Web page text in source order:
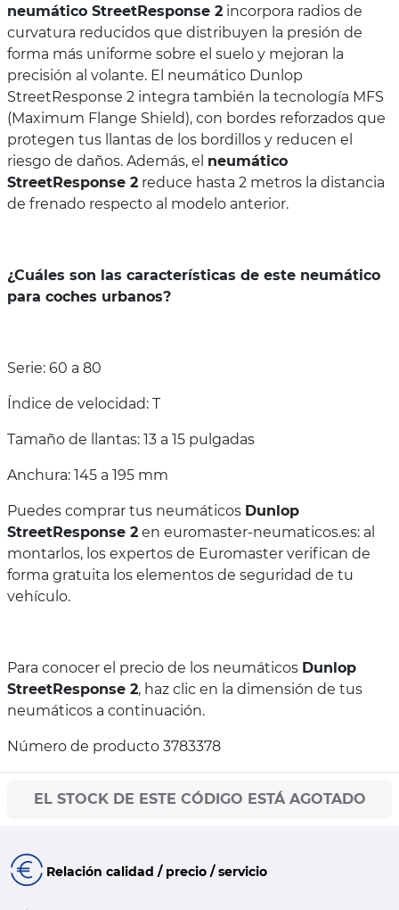
neumático StreetResponse 2 incorpora radios de
curvatura reducidos que distribuyen la presión de
forma más uniforme sobre el suelo y mejoran la
precisión al volante. El neumático Dunlop
StreetResponse 2 integra también la tecnología MFS
(Maximum Flange Shield), con bordes reforzados que
protegen tus llantas de los bordillos y reducen el
riesgo de daños. Además, el neumático
StreetResponse 2 reduce hasta 2 metros la distancia
de frenado respecto al modelo anterior.
¿Cuáles son las características de este neumático
para coches urbanos?
Serie: 60 a 80
Índice de velocidad: T
Tamaño de llantas: 13 a 15 pulgadas
Anchura: 145 a 195 mm
Puedes comprar tus neumáticos Dunlop
StreetResponse 2 en euromaster-neumaticos.es: al
montarlos, los expertos de Euromaster verifican de
forma gratuita los elementos de seguridad de tu
vehículo.
Para conocer el precio de los neumáticos Dunlop
StreetResponse 2, haz clic en la dimensión de tus
neumáticos a continuación.
Número de producto 3783378
EL STOCK DE ESTE CÓDIGO ESTÁ AGOTADO
Relación calidad / precio / servicio